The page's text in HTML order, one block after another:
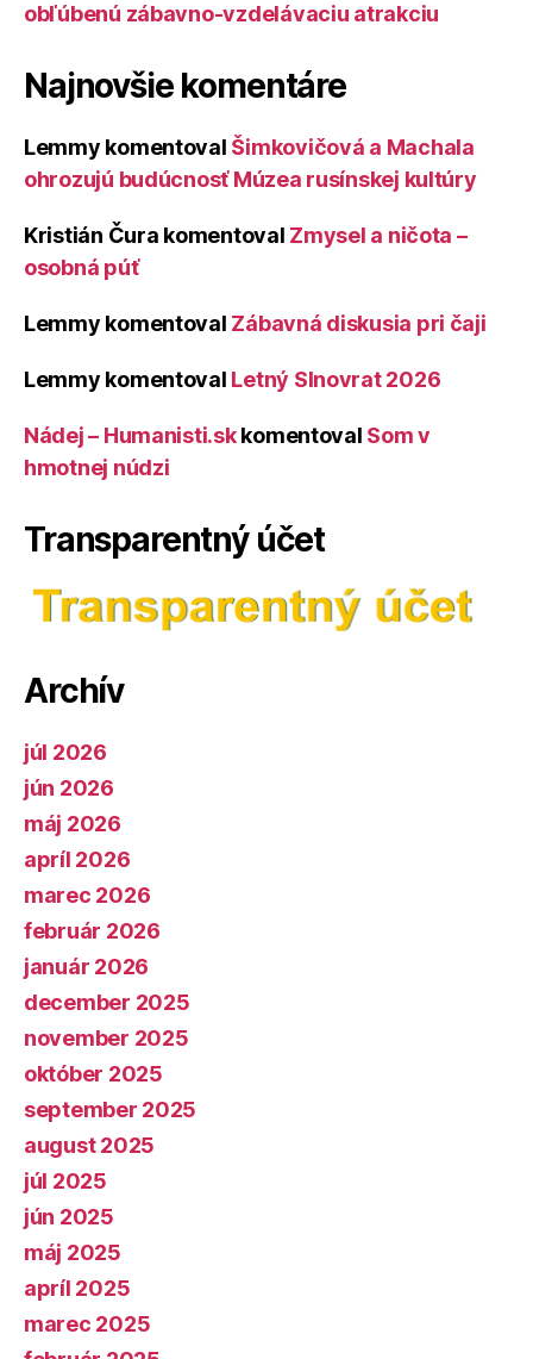
obľúbenú zábavno-vzdelávaciu atrakciu
Najnovšie komentáre
Lemmy komentoval Šimkovičová a Machala
ohrozujú budúcnosť Múzea rusínskej kultúry
Kristián Čura komentoval Zmysel a ničota –
osobná púť
Lemmy komentoval Zábavná diskusia pri čaji
Lemmy komentoval Letný Slnovrat 2026
Nádej – Humanisti.skkomentoval Som v
hmotnej núdzi
Transparentný účet
Archív
júl 2026
jún 2026
máj 2026
apríl 2026
marec 2026
február 2026
január 2026
december 2025
november 2025
október 2025
september 2025
august 2025
júl 2025
jún 2025
máj 2025
apríl 2025
marec 2025